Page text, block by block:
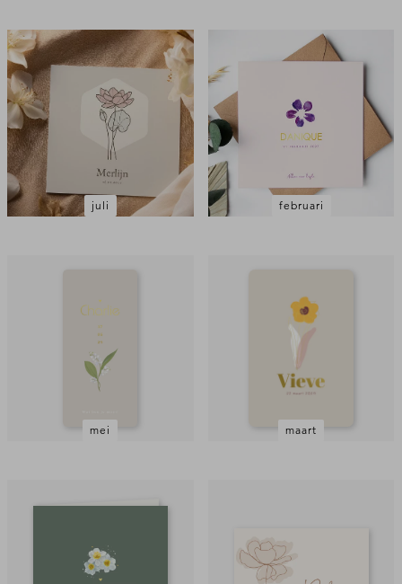
juli februari
mei maart